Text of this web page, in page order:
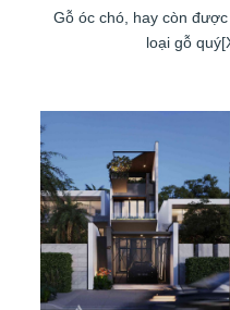
Gỗ óc chó, hay còn
loại gỗ